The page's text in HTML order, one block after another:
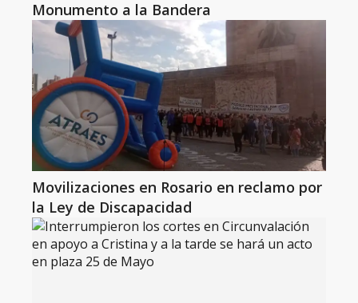
Monumento a la Bandera
Movilizaciones en Rosario en reclamo por
la Ley de Discapacidad